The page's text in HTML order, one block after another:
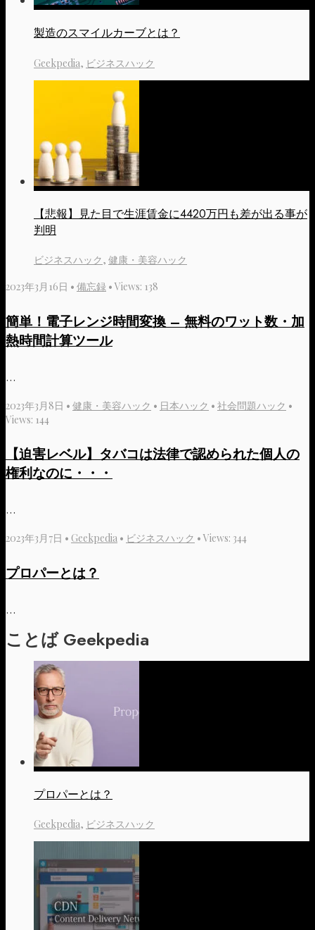
製造のスマイルカーブとは？
Geekpedia, ビジネスハック
【悲報】見た目で生涯賃金に4420万円も差が出る事が
判明
ビジネスハック, 健康・美容ハック
2023年3月16日 • 備忘録 • Views: 138
簡単！電子レンジ時間変換 – 無料のワット数・加
熱時間計算ツール
...
2023年3月8日 • 健康・美容ハック • 日本ハック • 社会問題ハック •
Views: 144
【迫害レベル】タバコは法律で認められた個人の
権利なのに・・・
...
2023年3月7日 • Geekpedia • ビジネスハック • Views: 344
プロパーとは？
...
ことば Geekpedia
プロパーとは？
Geekpedia, ビジネスハック